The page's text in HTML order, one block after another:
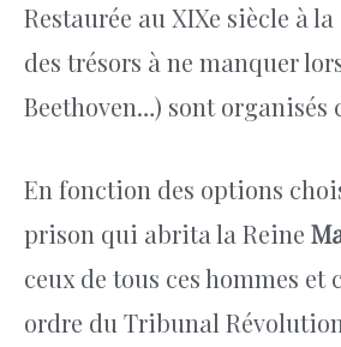
Restaurée au XIXe siècle à
des trésors à ne manquer
Beethoven…) sont organisés
En fonction des options
prison qui abrita la Reine
ceux de tous ces hommes
ordre du Tribunal